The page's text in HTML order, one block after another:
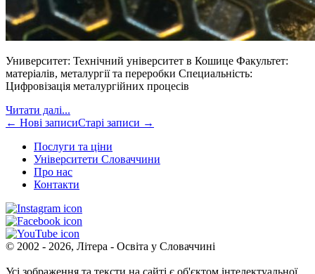
Университет: Технічний університет в Кошице Факультет:
матеріалів, металургії та переробки Специальність:
Цифровізація металургійних процесів
Читати далі...
← Нові записиСтарі записи →
Послуги та ціни
Університети Словаччини
Про нас
Контакти
© 2002 - 2026, Літера - Освіта у Словаччині